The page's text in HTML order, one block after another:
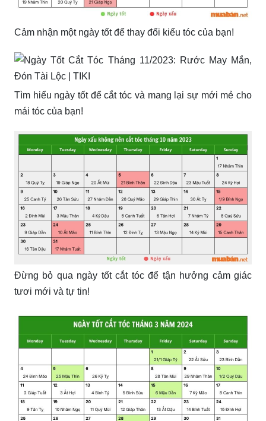
Cảm nhận một ngày tốt để thay đổi kiểu tóc của bạn!
Tìm hiểu ngày tốt để cắt tóc và mang lại sự mới mẻ cho
mái tóc của bạn!
Đừng bỏ qua ngày tốt cắt tóc để tận hưởng cảm giác
tươi mới và tự tin!